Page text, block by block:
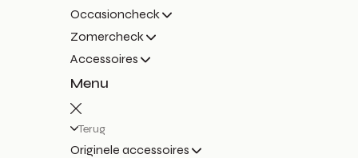
Occasioncheck
Zomercheck
Accessoires
Menu
Terug
Originele accessoires